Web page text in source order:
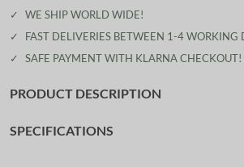
✓
WE SHIP WORLD WIDE!
✓
FAST DELIVERIES BETWEEN 1-4 WORKING
✓
SAFE PAYMENT WITH KLARNA CHECKOUT!
PRODUCT DESCRIPTION
SPECIFICATIONS